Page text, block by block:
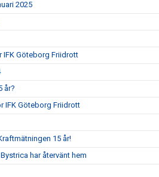
2025
IFK Göteborg Friidrott
år?
IFK Göteborg Friidrott
15 år!
har återvänt hem